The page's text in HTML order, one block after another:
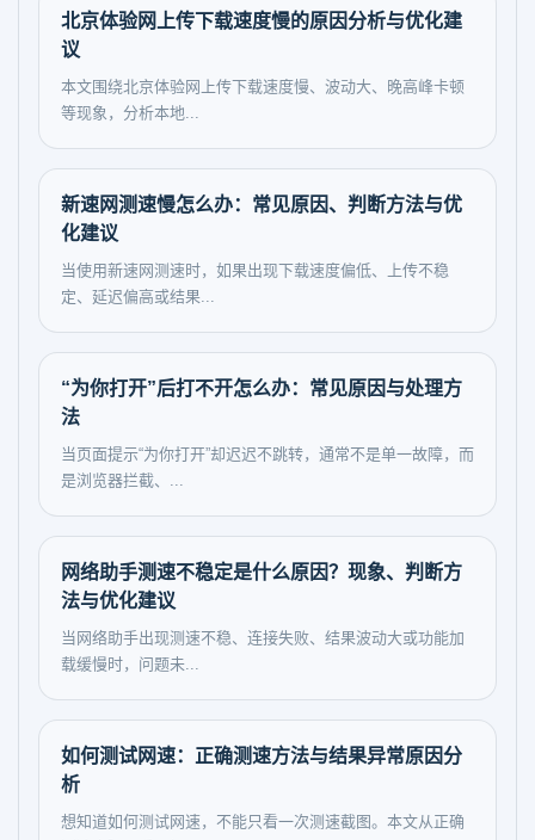
北京体验网上传下载速度慢的原因分析与优化建
议
本文围绕北京体验网上传下载速度慢、波动大、晚高峰卡顿
等现象，分析本地...
新速网测速慢怎么办：常见原因、判断方法与优
化建议
当使用新速网测速时，如果出现下载速度偏低、上传不稳
定、延迟偏高或结果...
“为你打开”后打不开怎么办：常见原因与处理方
法
当页面提示“为你打开”却迟迟不跳转，通常不是单一故障，而
是浏览器拦截、...
网络助手测速不稳定是什么原因？现象、判断方
法与优化建议
当网络助手出现测速不稳、连接失败、结果波动大或功能加
载缓慢时，问题未...
如何测试网速：正确测速方法与结果异常原因分
析
想知道如何测试网速，不能只看一次测速截图。本文从正确